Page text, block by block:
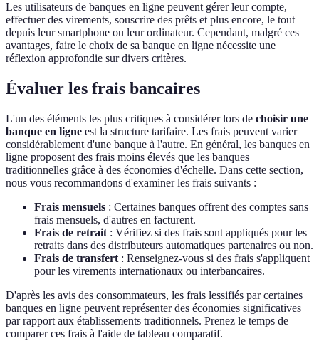
Les utilisateurs de banques en ligne peuvent gérer leur compte,
effectuer des virements, souscrire des prêts et plus encore, le tout
depuis leur smartphone ou leur ordinateur. Cependant, malgré ces
avantages, faire le choix de sa banque en ligne nécessite une
réflexion approfondie sur divers critères.
Évaluer les frais bancaires
L'un des éléments les plus critiques à considérer lors de choisir une
banque en ligne est la structure tarifaire. Les frais peuvent varier
considérablement d'une banque à l'autre. En général, les banques en
ligne proposent des frais moins élevés que les banques
traditionnelles grâce à des économies d'échelle. Dans cette section,
nous vous recommandons d'examiner les frais suivants :
Frais mensuels : Certaines banques offrent des comptes sans
frais mensuels, d'autres en facturent.
Frais de retrait : Vérifiez si des frais sont appliqués pour les
retraits dans des distributeurs automatiques partenaires ou non.
Frais de transfert : Renseignez-vous si des frais s'appliquent
pour les virements internationaux ou interbancaires.
D'après les avis des consommateurs, les frais lessifiés par certaines
banques en ligne peuvent représenter des économies significatives
par rapport aux établissements traditionnels. Prenez le temps de
comparer ces frais à l'aide de tableau comparatif.